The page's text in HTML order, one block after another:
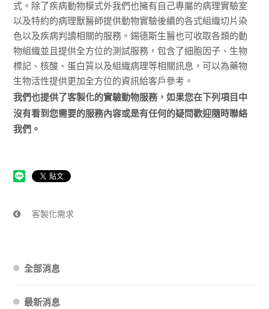
式。除了疾病動物模式外我們也擁有自己專屬的病理實驗室
以及特約的病理獸醫師提供動物實驗後續的各式組織切片染
色以及疾病判讀相關的服務。錫德斯生醫也可收取各類的動
物組織並且提供全方位的測試服務，包含了細胞因子、生物
標記、核酸、蛋白質以及組織病理等相關訊息，可以為藥物
生物活性提供更加全方位的資訊給客戶參考。
我們也提供了客製化的實驗動物服務，如果您在下列項目中
沒有看到您需要的服務內容或是有任何的疑問歡迎隨時聯絡
我們。
客製化需求
全部消息
最新消息